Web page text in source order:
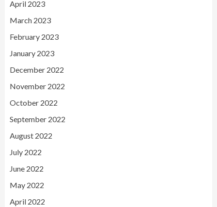
April 2023
March 2023
February 2023
January 2023
December 2022
November 2022
October 2022
September 2022
August 2022
July 2022
June 2022
May 2022
April 2022